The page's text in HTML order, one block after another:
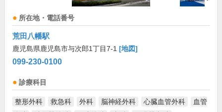
所在地・電話番号
荒田八幡駅
鹿児島県鹿児島市与次郎1丁目7-1 [地図]
099-230-0100
診療科目
整形外科 救急科 外科 脳神経外科 心臓血管外科
血管